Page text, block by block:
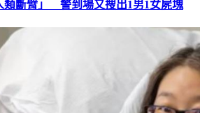
類斷臂」 警到場又搜出1男1女屍塊